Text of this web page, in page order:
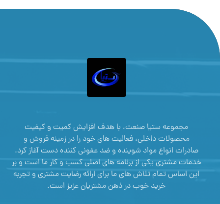
مجموعه ستیا صنعت، با هدف افزایش کمیت و کیفیت
محصولات داخلی، فعالیت های خود را در زمینه فروش و
صادرات انواع مواد شوینده و ضد عفونی کننده دست آغاز کرد.
خدمات مشتری یکی از برنامه های اصلی کسب و کار ما است و بر
این اساس تمام تلاش های ما برای ارائه رضایت مشتری و تجربه
خرید خوب در ذهن مشتریان عزیز است.